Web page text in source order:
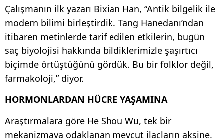
Çalışmanın ilk yazarı Bixian Han, “Antik bilgelik ile
modern bilimi birleştirdik. Tang Hanedanı’ndan
itibaren metinlerde tarif edilen etkilerin, bugün
saç biyolojisi hakkında bildiklerimizle şaşırtıcı
biçimde örtüştüğünü gördük. Bu bir folklor değil,
farmakoloji,” diyor.
HORMONLARDAN HÜCRE YAŞAMINA
Araştırmalara göre He Shou Wu, tek bir
mekanizmaya odaklanan mevcut ilaçların aksine,